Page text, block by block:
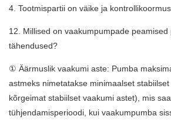
4. Tootmispartii on väike ja
12. Millised on vaakumpumpade
tähendused?
① Äärmuslik vaakumi aste: Pumba
astmeks nimetatakse minimaalset
kõrgeimat stabiilset vaakumi astet), mis
tühjendamisperioodi, kui vaakumpumba